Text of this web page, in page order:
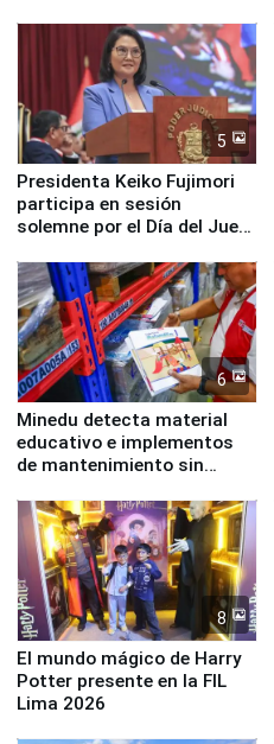
5
Presidenta Keiko Fujimori
participa en sesión
solemne por el Día del Juez
6
Minedu detecta material
educativo e implementos
de mantenimiento sin
la UGEL 2
8
El mundo mágico de Harry
Potter presente en la FIL
Lima 2026